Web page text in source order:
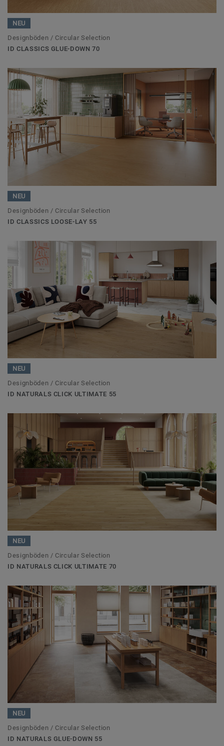
NEU
Designböden / Circular Selection
ID CLASSICS GLUE-DOWN 70
NEU
Designböden / Circular Selection
ID CLASSICS LOOSE-LAY 55
NEU
Designböden / Circular Selection
ID NATURALS CLICK ULTIMATE 55
NEU
Designböden / Circular Selection
ID NATURALS CLICK ULTIMATE 70
NEU
Designböden / Circular Selection
ID NATURALS GLUE-DOWN 55